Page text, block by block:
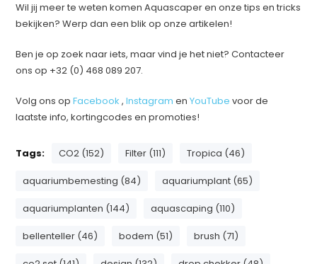
Wil jij meer te weten komen Aquascaper en onze tips en tricks
bekijken? Werp dan een blik op onze artikelen!
Ben je op zoek naar iets, maar vind je het niet? Contacteer
ons op +32 (0) 468 089 207.
Volg ons opFacebook ,Instagram enYouTube voor de
laatste info, kortingcodes en promoties!
Tags: CO2 (152) Filter (111) Tropica (46)
aquariumbemesting (84) aquariumplant (65)
aquariumplanten (144) aquascaping (110)
bellenteller (46) bodem (51) brush (71)